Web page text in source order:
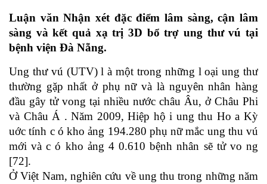
Luận văn Nhận xét đặc điểm lâm sàng, cận lâm
sàng và kết quả xạ trị 3D bổ trợ ung thư vú tại
bệnh viện Đà Nẵng.
Ung thư vú (UTV) l à một trong những l oại ung thư
thường gặp nhất ở phụ nữ và là nguyên nhân hàng
đầu gây tử vong tại nhiều nước châu Âu, ở Châu Phi
và Châu Á . Năm 2009, Hiệp hộ i ung thu Ho a Kỳ
uớc tính c ó kho ảng 194.280 phụ nữ mắc ung thu vú
mới và c ó kho ảng 4 0.610 bệnh nhân sẽ tử vo ng
[72].
Ở Việt Nam, nghiên cứu về ung thu trong những năm